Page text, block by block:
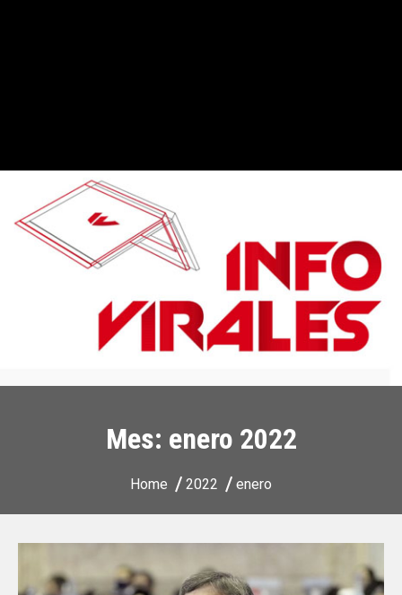
Mes: enero 2022
Home 2022 enero